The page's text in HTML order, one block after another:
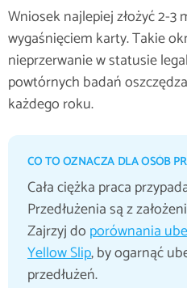
Wniosek najlepiej złożyć 2-3
wygaśnięciem karty. Takie
nieprzerwanie w statusie
powtórnych badań
każdego roku.
CO TO OZNACZA DLA OSÓB
Cała ciężka praca
Przedłużenia są z
Zajrzyj do porównania
Yellow Slip, by ogarnąć
przedłużeń.